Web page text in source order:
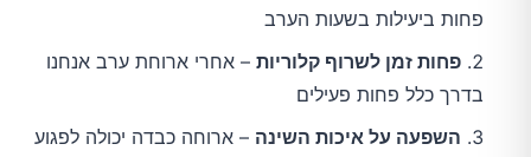
פחות ביעילות בשעות הערב
פחות זמן לשרוף קלוריות – אחרי ארוחת ערב אנחנו
בדרך כלל פחות פעילים
השפעה על איכות השינה – ארוחה כבדה יכולה לפגוע